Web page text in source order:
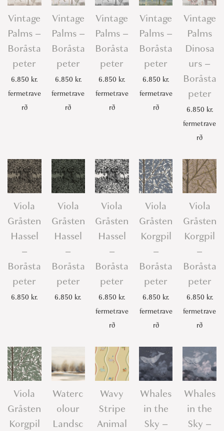
Vintage
Palms –
Boråsta
peter
6.850 kr.
fermetrave
rð
Vintage
Palms –
Boråsta
peter
6.850 kr.
fermetrave
rð
Vintage
Palms –
Boråsta
peter
6.850 kr.
fermetrave
rð
Vintage
Palms –
Boråsta
peter
6.850 kr.
fermetrave
rð
Vintage
Palms
Dinosa
urs –
Boråsta
peter
6.850 kr.
fermetrave
rð
Viola
Gråsten
Hassel
–
Boråsta
peter
6.850 kr.
Viola
Gråsten
Hassel
–
Boråsta
peter
6.850 kr.
Viola
Gråsten
Hassel
–
Boråsta
peter
6.850 kr.
fermetrave
rð
Viola
Gråsten
Korgpil
–
Boråsta
peter
6.850 kr.
fermetrave
rð
Viola
Gråsten
Korgpil
–
Boråsta
peter
6.850 kr.
fermetrave
rð
Viola
Gråsten
Korgpil
Waterc
olour
Landsc
Wavy
Stripe
Animal
Whales
in the
Sky –
Whales
in the
Sky –